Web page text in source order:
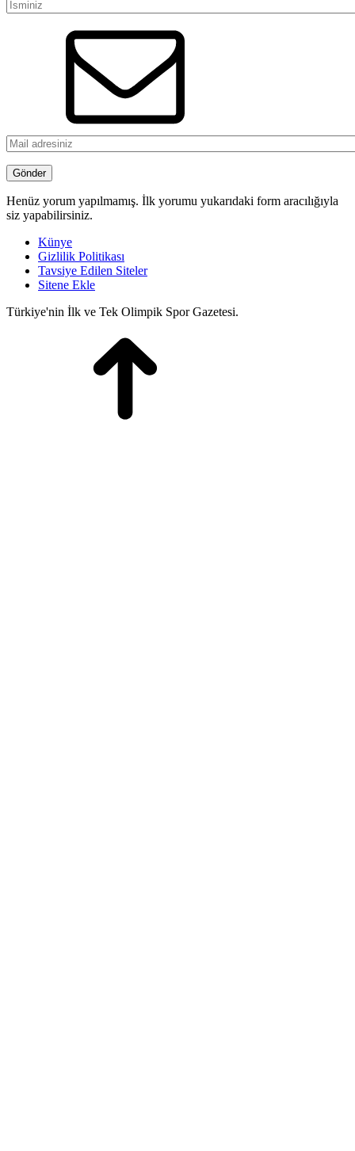
Henüz yorum yapılmamış. İlk yorumu yukarıdaki form aracılığıyla
siz yapabilirsiniz.
Künye
Gizlilik Politikası
Tavsiye Edilen Siteler
Sitene Ekle
Türkiye'nin İlk ve Tek Olimpik Spor Gazetesi.